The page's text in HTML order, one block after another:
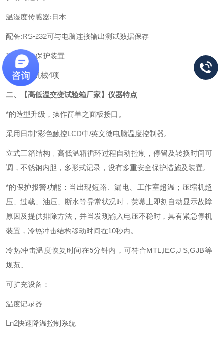
温湿度传感器:日本
配备:RS-232可与电脑连接输出测试数据保存
12项安全保护装置
电子8项:机械4项
二、【高低温交变试验箱厂家】 仪器特点
*的造型升级，操作简单之面板接口。
采用日制*彩色触控LCD中/英文微电脑温度控制器。
立式三箱结构，高低温箱循环过程自动控制，停留及转换时间可
调，不锈钢内胆，多形式记录，设有多重安全保护措施及装置。
*的保护报警功能：当出现短路、漏电、工作室超温；压缩机超
压、过载、油压、断水等异常状况时，荧幕上即刻自动显示故障
原因及提供排除方法，并当发现输入电压不稳时，具有紧急停机
装置，冷热冲击结构移动时间在10秒内。
冷热冲击温度恢复时间在5分钟内，可符合MTL,IEC,JIS,GJB等
规范。
可扩充设备：
温度记录器
Ln2快速降温控制系统